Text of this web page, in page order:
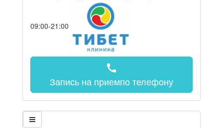
09:00-21:00
call
Запись на приемпо телефону